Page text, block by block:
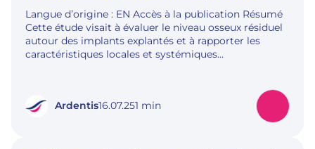
Langue d’origine : EN Accès à la publication Résumé
Cette étude visait à évaluer le niveau osseux résiduel
autour des implants explantés et à rapporter les
caractéristiques locales et systémiques…
Ardentis16.07.251 min